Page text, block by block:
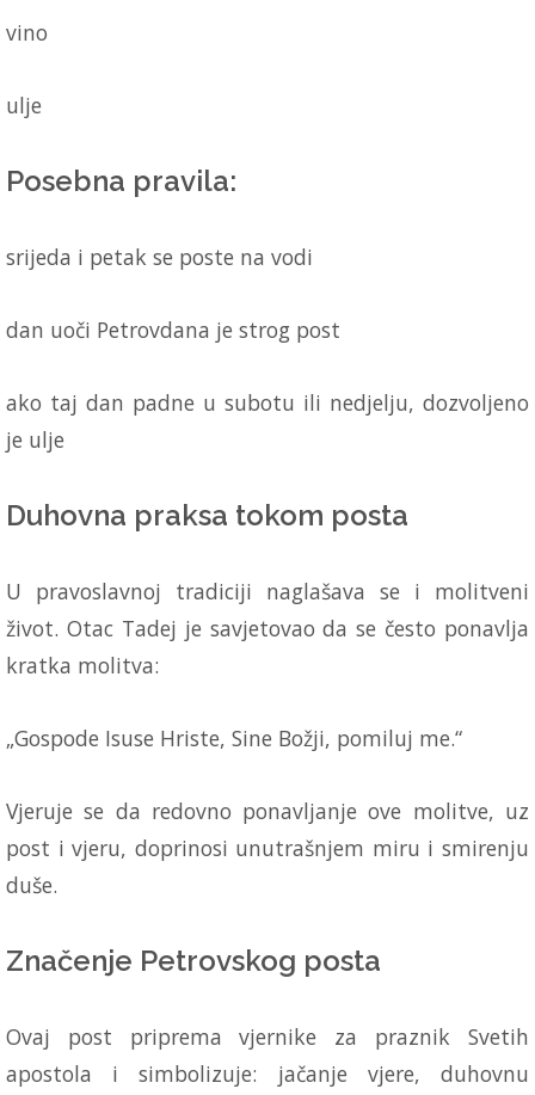
vino
ulje
Posebna pravila:
srijeda i petak se poste na vodi
dan uoči Petrovdana je strog post
ako taj dan padne u subotu ili nedjelju, dozvoljeno
je ulje
Duhovna praksa tokom posta
U pravoslavnoj tradiciji naglašava se i molitveni
život. Otac Tadej je savjetovao da se često ponavlja
kratka molitva:
„Gospode Isuse Hriste, Sine Božji, pomiluj me.“
Vjeruje se da redovno ponavljanje ove molitve, uz
post i vjeru, doprinosi unutrašnjem miru i smirenju
duše.
Značenje Petrovskog posta
Ovaj post priprema vjernike za praznik Svetih
apostola i simbolizuje: jačanje vjere, duhovnu